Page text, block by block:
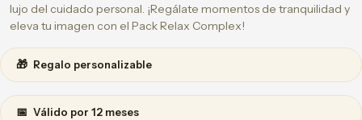
lujo del cuidado personal. ¡Regálate momentos de tranquilidad y
eleva tu imagen con el Pack Relax Complex!
🎁 Regalo personalizable
📅 Válido por 12 meses